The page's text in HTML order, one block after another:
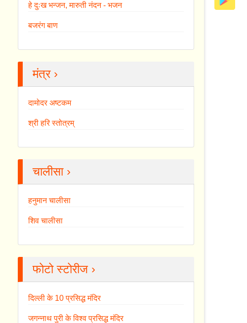
हे दुःख भन्जन, मारुती नंदन - भजन
बजरंग बाण
मंत्र ›
दामोदर अष्टकम
श्री हरि स्तोत्रम्
चालीसा ›
हनुमान चालीसा
शिव चालीसा
फोटो स्टोरीज ›
दिल्ली के 10 प्रसिद्ध मंदिर
जगन्नाथ पुरी के विश्व प्रसिद्ध मंदिर